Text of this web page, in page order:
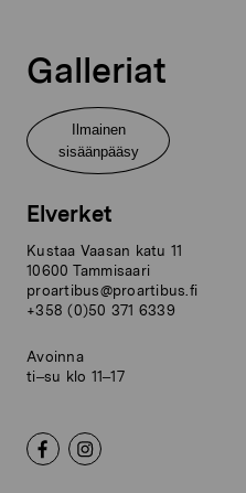
Galleriat
Ilmainen
sisäänpääsy
Elverket
Kustaa Vaasan katu 11
10600 Tammisaari
proartibus@proartibus.fi
+358 (0)50 371 6339
Avoinna
ti–su klo 11–17